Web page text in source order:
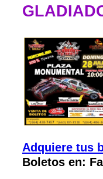
Adquiere tus
Boletos en: